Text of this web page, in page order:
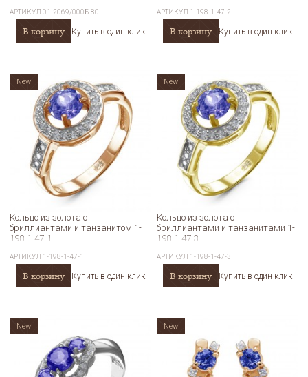
АРТИКУЛ01-2069/000Б-80
В корзину Купить в один клик
АРТИКУЛ 1-198-1-47-2
В корзину Купить в один клик
Кольцо из золота с
бриллиантами и танзанитом 1-
198-1-47-1
АРТИКУЛ 1-198-1-47-1
В корзину Купить в один клик
New
Кольцо из золота с
бриллиантами и танзанитами 1-
198-1-47-3
АРТИКУЛ 1-198-1-47-3
В корзину Купить в один клик
New
New New